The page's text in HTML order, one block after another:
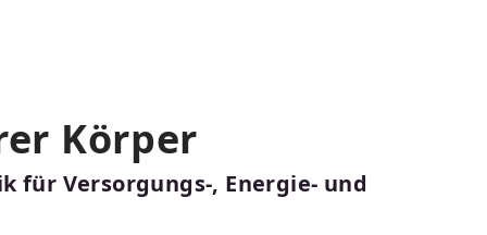
Körper
für Versorgungs-, Energie- und